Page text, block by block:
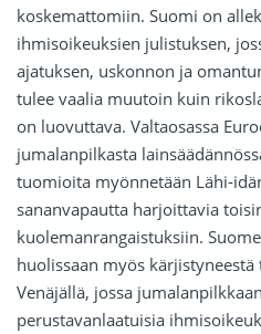
koskemattomiin. Suomi on
ihmisoikeuksien julistuksen,
ajatuksen, uskonnon ja
tulee vaalia muutoin kuin
on luovuttava. Valtaosassa
jumalanpilkasta
tuomioita myönnetään Lähi-
sananvapautta harjoittavia
kuolemanrangaistuksiin.
huolissaan myös
Venäjällä, jossa
perustavanlaatuisia